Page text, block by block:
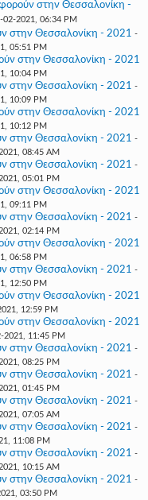
στην Θεσσαλονίκη -
02-2021, 06:34 PM
στην Θεσσαλονίκη - 2021 -
05:51 PM
στην Θεσσαλονίκη - 2021
10:04 PM
στην Θεσσαλονίκη - 2021 -
10:09 PM
στην Θεσσαλονίκη - 2021
10:12 PM
στην Θεσσαλονίκη - 2021 -
08:45 AM
στην Θεσσαλονίκη - 2021 -
05:01 PM
στην Θεσσαλονίκη - 2021
09:11 PM
στην Θεσσαλονίκη - 2021 -
02:14 PM
στην Θεσσαλονίκη - 2021
06:58 PM
στην Θεσσαλονίκη - 2021 -
12:50 PM
στην Θεσσαλονίκη - 2021
12:59 PM
στην Θεσσαλονίκη - 2021
11:45 PM
στην Θεσσαλονίκη - 2021 -
08:25 PM
στην Θεσσαλονίκη - 2021 -
01:45 PM
στην Θεσσαλονίκη - 2021 -
07:05 AM
στην Θεσσαλονίκη - 2021 -
11:08 PM
στην Θεσσαλονίκη - 2021 -
10:15 AM
στην Θεσσαλονίκη - 2021 -
03:50 PM